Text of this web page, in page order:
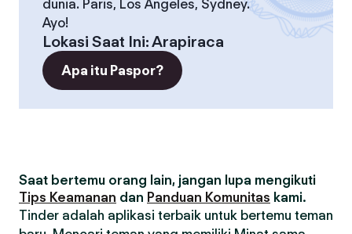
dunia. Paris, Los Angeles, Sydney.
Ayo!
Lokasi Saat Ini:Arapiraca
Apa itu Paspor?
Saat bertemu orang lain, jangan lupa mengikuti
Tips Keamanan dan Panduan Komunitas kami.
Tinder adalah aplikasi terbaik untuk bertemu teman